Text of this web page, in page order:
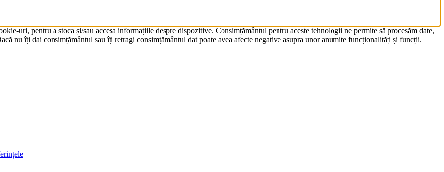
uri, pentru a stoca și/sau accesa informațiile despre dispozitive. Consimțământul pentru aceste tehnologii ne permite să procesăm date,
nu îți dai consimțământul sau îți retragi consimțământul dat poate avea afecte negative asupra unor anumite funcționalități și funcții.